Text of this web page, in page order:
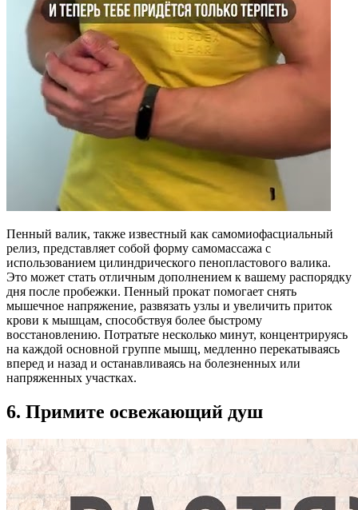
Пенный валик, также известный как самомиофасциальный
релиз, представляет собой форму самомассажа с
использованием цилиндрического пенопластового валика.
Это может стать отличным дополнением к вашему распорядку
дня после пробежки. Пенный прокат помогает снять
мышечное напряжение, развязать узлы и увеличить приток
крови к мышцам, способствуя более быстрому
восстановлению. Потратьте несколько минут, концентрируясь
на каждой основной группе мышц, медленно перекатываясь
вперед и назад и останавливаясь на болезненных или
напряженных участках.
6. Примите освежающий душ